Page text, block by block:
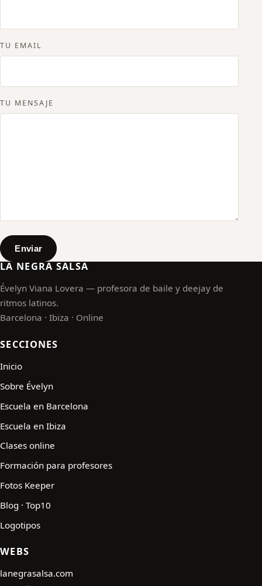
TU EMAIL
TU MENSAJE
Enviar
LA NEGRA SALSA
Évelyn Viana Lovera — profesora de baile y deejay de
ritmos latinos.
Barcelona · Ibiza · Online
SECCIONES
Inicio
Sobre Évelyn
Escuela en Barcelona
Escuela en Ibiza
Clases online
Formación para profesores
Fotos Keeper
Blog · Top10
Logotipos
WEBS
lanegrasalsa.com